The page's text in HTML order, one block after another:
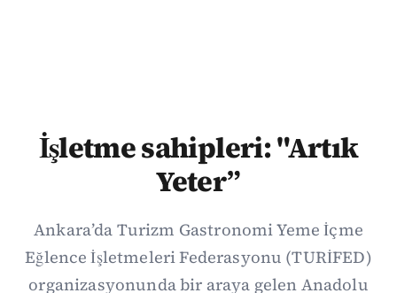
İşletme sahipleri: "Artık
Yeter”
Ankara’da Turizm Gastronomi Yeme İçme
Eğlence İşletmeleri Federasyonu (TURİFED)
organizasyonunda bir araya gelen Anadolu